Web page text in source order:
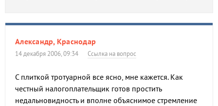
Александр, Краснодар
14 декабря 2006, 09:34 Ссылка на вопрос
С плиткой тротуарной все ясно, мне кажется. Как
честный налогоплательщик готов простить
недальновидность и вполне объяснимое стремление